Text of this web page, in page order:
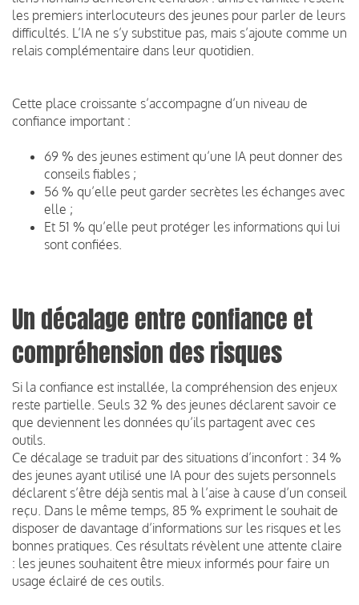
les premiers interlocuteurs des jeunes pour parler de leurs
difficultés. L’IA ne s’y substitue pas, mais s’ajoute comme un
relais complémentaire dans leur quotidien.
Cette place croissante s’accompagne d’un niveau de
confiance important :
69 % des jeunes estiment qu’une IA peut donner des
conseils fiables ;
56 % qu’elle peut garder secrètes les échanges avec
elle ;
Et 51 % qu’elle peut protéger les informations qui lui
sont confiées.
Un décalage entre confiance et
compréhension des risques
Si la confiance est installée, la compréhension des enjeux
reste partielle. Seuls 32 % des jeunes déclarent savoir ce
que deviennent les données qu’ils partagent avec ces
outils.
Ce décalage se traduit par des situations d’inconfort : 34 %
des jeunes ayant utilisé une IA pour des sujets personnels
déclarent s’être déjà sentis mal à l’aise à cause d’un conseil
reçu. Dans le même temps, 85 % expriment le souhait de
disposer de davantage d’informations sur les risques et les
bonnes pratiques. Ces résultats révèlent une attente claire
: les jeunes souhaitent être mieux informés pour faire un
usage éclairé de ces outils.